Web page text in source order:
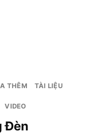
THÊM TÀI LIỆU
VIDEO
Đèn